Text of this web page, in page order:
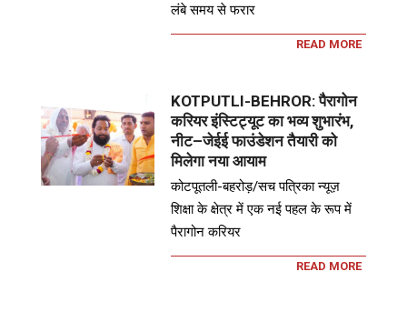
लंबे समय से फरार
READ MORE
KOTPUTLI-BEHROR: पैरागोन
करियर इंस्टिट्यूट का भव्य शुभारंभ,
नीट–जेईई फाउंडेशन तैयारी को
मिलेगा नया आयाम
कोटपूतली-बहरोड़/सच पत्रिका न्यूज़
शिक्षा के क्षेत्र में एक नई पहल के रूप में
पैरागोन करियर
READ MORE